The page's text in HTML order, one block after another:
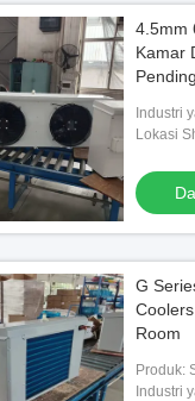
4.5mm
Kamar
Industri
Lokasi
G
Room
Produk:
Ruang
Industri